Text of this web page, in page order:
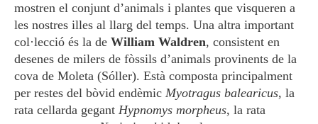
mostren el conjunt d’animals i plantes que visqueren a
les nostres illes al llarg del temps. Una altra important
col·lecció és la de William Waldren, consistent en
desenes de milers de fòssils d’animals provinents de la
cova de Moleta (Sóller). Està composta principalment
per restes del bòvid endèmic Myotragus balearicus, la
rata cellarda gegant Hypnomys morpheus, la rata